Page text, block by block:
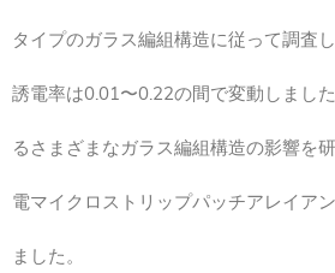
タイプのガラス編組構造に従って調査
誘電率は0.01〜0.22の間で変動しまし
るさまざまなガラス編組構造の影響を
電マイクロストリップパッチアレイア
ました。